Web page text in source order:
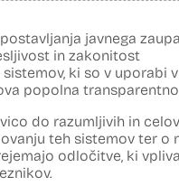
javnega
in zakonitost
ki so v uporabi
popolna
do razumljivih in
teh sistemov ter o
odločitve, ki